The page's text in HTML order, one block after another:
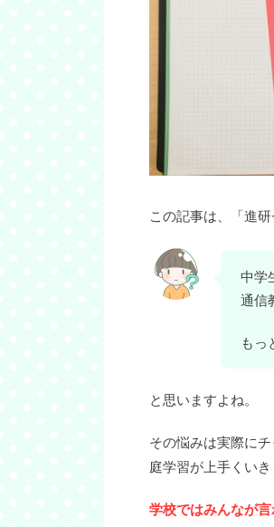
この記事は、「進
中学
通信
もっ
と思いますよね。
その悩みは実際にチ
庭学習が上手くい
学校ではみんなが